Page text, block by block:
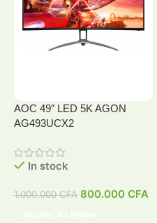
AOC 49″ LED 5K AGON
AG493UCX2
In stock
1.000.000CFA 800.000 CFA